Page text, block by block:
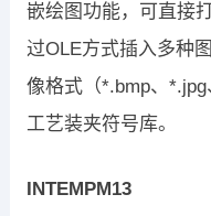
嵌绘图功能，可直接
过OLE方式插入多种
像格式（*.bmp、
工艺装夹符号库。
INTEMPM13